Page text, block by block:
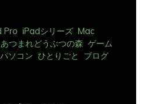
あつまれどうぶつの森 ゲーム
パソコン ひとりごと ブログ